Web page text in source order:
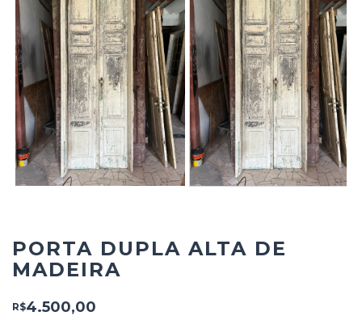
PORTA DUPLA ALTA DE
MADEIRA
R$4.500,00